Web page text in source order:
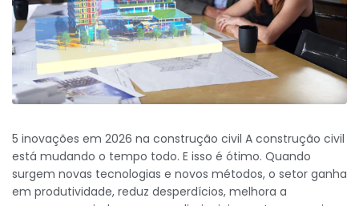
5 inovações em 2026 na construção civil A construção civil
está mudando o tempo todo. E isso é ótimo. Quando
surgem novas tecnologias e novos métodos, o setor ganha
em produtividade, reduz desperdícios, melhora a